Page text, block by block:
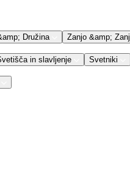
Družina Zanjo &amp; Zanj
in slavljenje Svetniki